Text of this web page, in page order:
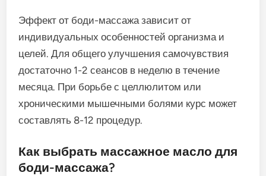
Эффект от боди-массажа зависит от
индивидуальных особенностей организма и
целей. Для общего улучшения самочувствия
достаточно 1-2 сеансов в неделю в течение
месяца. При борьбе с целлюлитом или
хроническими мышечными болями курс может
составлять 8-12 процедур.
Как выбрать массажное масло для
боди-массажа?